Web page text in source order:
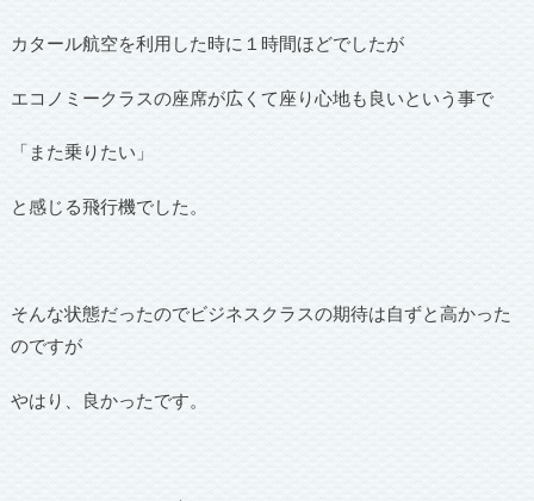
カタール航空を利用した時に１時間ほどでしたが
エコノミークラスの座席が広くて座り心地も良いという事で
「また乗りたい」
と感じる飛行機でした。
そんな状態だったのでビジネスクラスの期待は自ずと高かった
のですが
やはり、良かったです。